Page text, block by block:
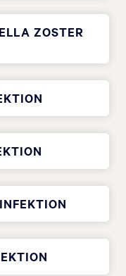
ZOSTER